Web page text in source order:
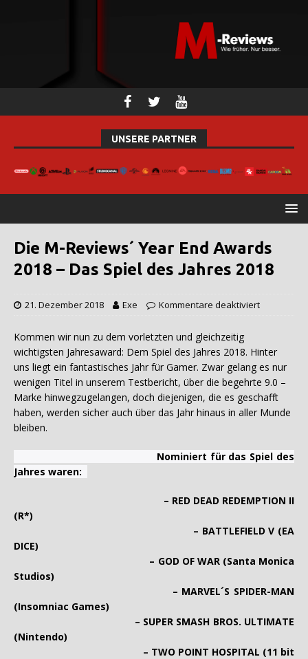
UNSERE PARTNER
Die M-Reviews´ Year End Awards
2018 – Das Spiel des Jahres 2018
21. Dezember 2018 Exe Kommentare deaktiviert
Kommen wir nun zu dem vorletzten und gleichzeitig
wichtigsten Jahresaward: Dem Spiel des Jahres 2018. Hinter
uns liegt ein fantastisches Jahr für Gamer. Zwar gelang es nur
wenigen Titel in unserem Testbericht, über die begehrte 9.0 –
Marke hinwegzugelangen, doch diejenigen, die es geschafft
haben, werden sicher auch über das Jahr hinaus in aller Munde
bleiben.
Nominiert für das Spiel des
Jahres waren:
– RED DEAD REDEMPTION II
(R*)
– BATTLEFIELD V (EA
DICE)
– GOD OF WAR (Santa Monica
Studios)
– MARVEL´S SPIDER-MAN
(Insomniac Games)
– SUPER SMASH BROS. ULTIMATE
(Nintendo)
– TWO POINT HOSPITAL (11 bit